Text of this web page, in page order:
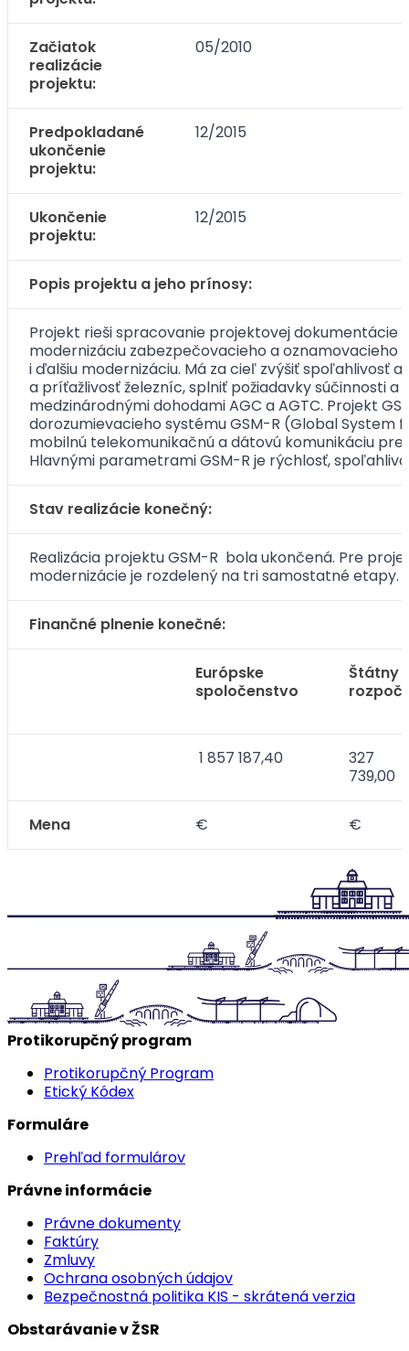
Začiatok
realizácie
projektu:
05/2010
Predpokladané
ukončenie
projektu:
12/2015
Ukončenie
projektu:
12/2015
Popis projektu a jeho prínosy:
Projekt rieši spracovanie projektovej
modernizáciu zabezpečovacieho a
i ďalšiu modernizáciu. Má za cieľ zvýšiť spoľahlivosť
a príťažlivosť železníc, splniť požiadavky súčinnosti
medzinárodnými dohodami AGC a AGTC. Projekt
dorozumievacieho systému GSM-R (Global
mobilnú telekomunikačnú a dátovú komunikáciu
Hlavnými parametrami GSM-R je rýchlosť,
Stav realizácie konečný:
Realizácia projektu GSM-R bola ukončená. Pre
modernizácie je rozdelený na tri samostatné etapy.
Finančné plnenie konečné:
Európske
spoločenstvo
Štátny
1 857 187,40
327
739,00
Mena € €
Protikorupčný program
Protikorupčný Program
Etický Kódex
Formuláre
Prehľad formulárov
Právne informácie
Právne dokumenty
Faktúry
Zmluvy
Ochrana osobných údajov
Bezpečnostná politika KIS - skrátená verzia
Obstarávanie v ŽSR